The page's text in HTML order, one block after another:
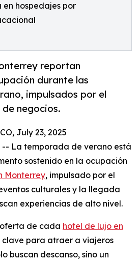
hospedajes por
reportan
durante las
impulsados por el
negocios.
July 23, 2025
La temporada de verano está
sostenido en la ocupación
Monterrey, impulsado por el
culturales y la llegada
experiencias de alto nivel.
de cada hotel de lujo en
clave para atraer a viajeros
buscan descanso, sino un